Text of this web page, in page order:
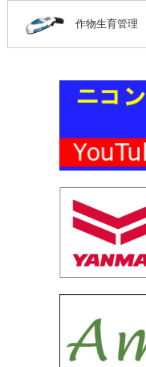
作物生育管理